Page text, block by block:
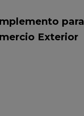
para
Exterior